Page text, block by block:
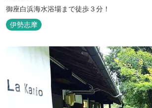
御座白浜海水浴場まで徒歩３分！
伊勢志摩